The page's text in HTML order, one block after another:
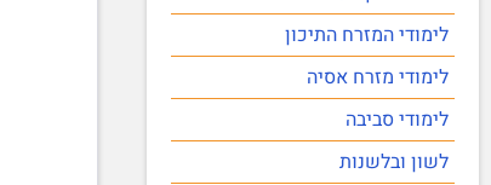
לימודי המזרח התיכון
לימודי מזרח אסיה
לימודי סביבה
לשון ובלשנות